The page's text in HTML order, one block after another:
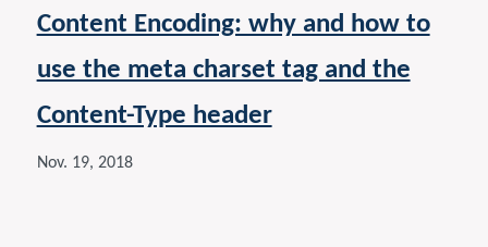
Content Encoding: why and how to
use the meta charset tag and the
Content-Type header
Nov. 19, 2018